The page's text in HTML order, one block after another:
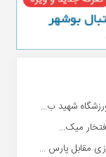
شهید ب...
میک...
مقابل پارس ...